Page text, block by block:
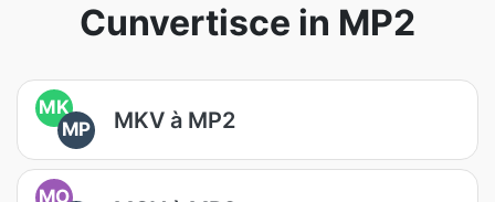
Cunvertisce in MP2
MK
MP
MKV à MP2
MO